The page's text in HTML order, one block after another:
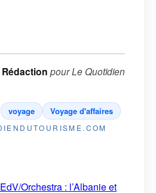
pourLe Quotidien
voyage Voyage d'affaires
Orchestra : l’Albanie et